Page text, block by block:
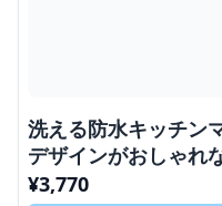
洗える防水キッチン
デザインがおしゃれ
¥3,770